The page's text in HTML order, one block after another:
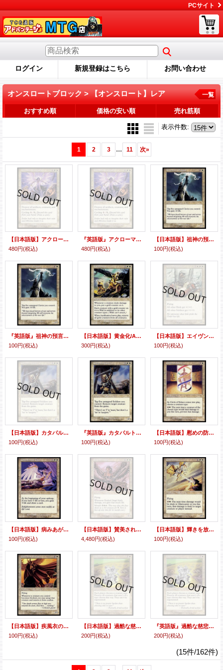
PCサイト
ログイン 新規登録はこちら お問い合わせ
オンスロートブロック > 【オンスロート】レア 一覧
おすすめ順 価格の安い順 売れ筋順
表示件数:
1 2 3 ... 11 次»
【日本語版】アクローマの復讐/Akroma's Vengeance
480円(税込)
『英語版』アクローマの復讐/Akroma's Vengeance
480円(税込)
【日本語版】祖神の預言者/Ancestor's Prophet
100円(税込)
『英語版』祖神の預言者/Ancestor's Prophet
100円(税込)
【日本語版】黄金化/Aurification
300円(税込)
【日本語版】エイヴンの兵団長/Aven Brigadier
100円(税込)
【日本語版】カタパルトの達人/Catapult Master
100円(税込)
『英語版』カタパルトの達人/Catapult Master
100円(税込)
【日本語版】慰めの防御円/Circle of Solace
100円(税込)
【日本語版】病みあがりの介護/Convalescent Care
100円(税込)
【日本語版】賛美されし天使/Exalted Angel
4,480円(税込)
【日本語版】輝きを放つ者/Glarecaster
100円(税込)
【日本語版】疾風衣の救済者/Gustcloak Savior
100円(税込)
【日本語版】過酷な慈悲/Harsh Mercy
200円(税込)
『英語版』過酷な慈悲/Harsh Mercy
200円(税込)
(15件/162件)